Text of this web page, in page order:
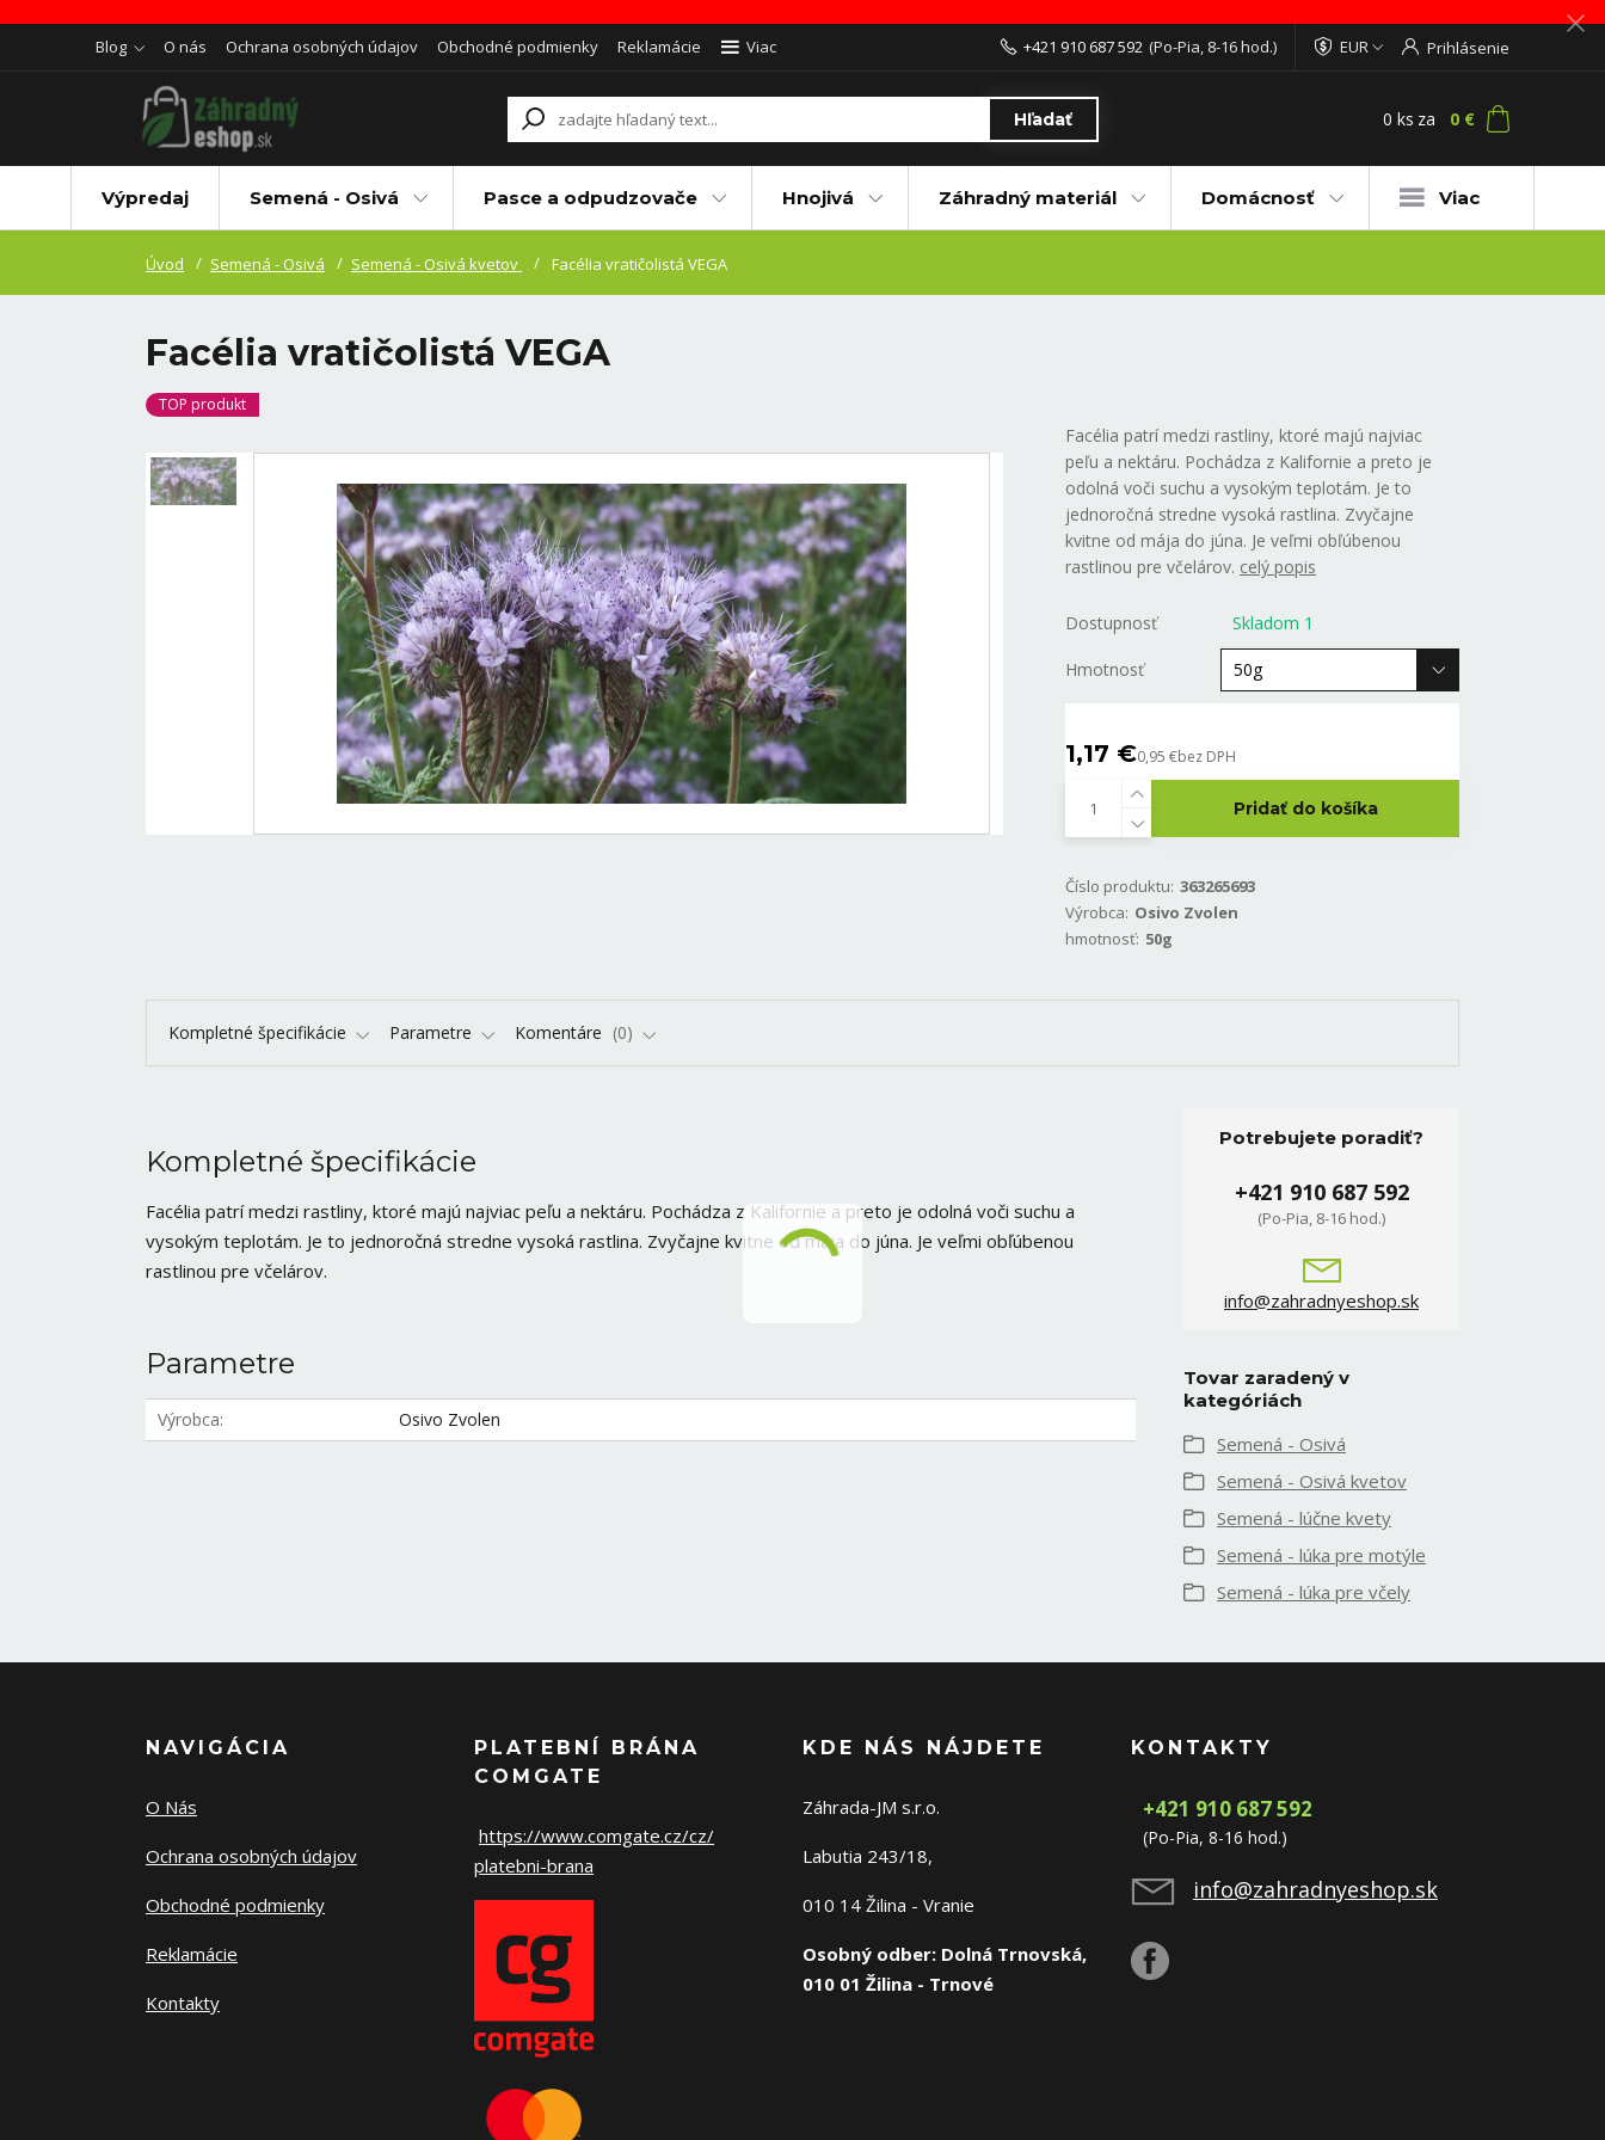
Blog O nás Ochrana osobných údajov Obchodné podmienky Reklamácie Viac EUR Prihlásenie
Hľadať
+421 910 687 592 (Po-Pia, 8-16 hod.)
0 ks za 0 €
Výpredaj Semená - Osivá Pasce a odpudzovače Hnojivá Záhradný materiál Domácnosť Viac
Úvod Semená - Osivá Semená - Osivá kvetov Facélia vratičolistá VEGA
Facélia vratičolistá VEGA
TOP produkt
Facélia patrí medzi rastliny, ktoré majú najviac
peľu a nektáru. Pochádza z Kalifornie a preto je
odolná voči suchu a vysokým teplotám. Je to
jednoročná stredne vysoká rastlina. Zvyčajne
kvitne od mája do júna. Je veľmi obľúbenou
rastlinou pre včelárov. celý popis
Dostupnosť Skladom 1
Hmotnosť
1,17 €0,95 €bez DPH
Pridať do košíka
Číslo produktu: 363265693
Výrobca: Osivo Zvolen
hmotnosť: 50g
Kompletné špecifikácie Parametre Komentáre 0
Kompletné špecifikácie
Facélia patrí medzi rastliny, ktoré majú najviac peľu a nektáru. Pochádza z Kalifornie a preto je odolná voči suchu a
vysokým teplotám. Je to jednoročná stredne vysoká rastlina. Zvyčajne kvitne od mája do júna. Je veľmi obľúbenou
rastlinou pre včelárov.
Parametre
Výrobca Osivo Zvolen
Potrebujete poradiť?
+421 910 687 592
(Po-Pia, 8-16 hod.)
info@zahradnyeshop.sk
Tovar zaradený v
kategóriách
Semená - Osivá
Semená - Osivá kvetov
Semená - lúčne kvety
Semená - lúka pre motýle
Semená - lúka pre včely
NAVIGÁCIA
O Nás
Ochrana osobných údajov
Obchodné podmienky
Reklamácie
Kontakty
PLATEBNÍ BRÁNA
COMGATE
https://www.comgate.cz/cz/
platebni-brana
KDE NÁS NÁJDETE
Záhrada-JM s.r.o.
Labutia 243/18,
010 14 Žilina - Vranie
Osobný odber: Dolná Trnovská,
010 01 Žilina - Trnové
KONTAKTY
+421 910 687 592
(Po-Pia, 8-16 hod.)
info@zahradnyeshop.sk